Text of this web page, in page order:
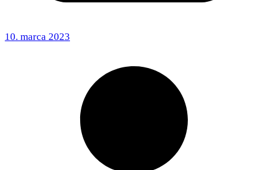
10. marca 2023